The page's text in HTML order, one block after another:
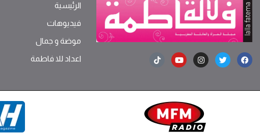
الرئيسية
فيديوهات
موضة ‫و‬ ‫‬‫جمال‬
اعداد للا فاطمة